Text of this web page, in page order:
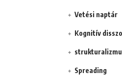
Vetési naptár
Kognitív
Spreading